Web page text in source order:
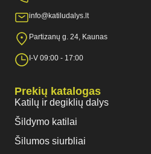
info@katiludalys.lt
Partizanų g. 24, Kaunas
I-V 09:00 - 17:00
Prekių katalogas
Katilų ir degiklių dalys
Šildymo katilai
Šilumos siurbliai